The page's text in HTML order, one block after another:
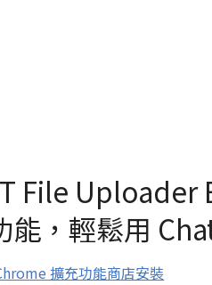
File Uploader
能，輕鬆用
擴充功能商店安裝